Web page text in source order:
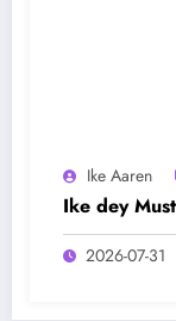
Ike Aaren
Ike dey
2026-07-31